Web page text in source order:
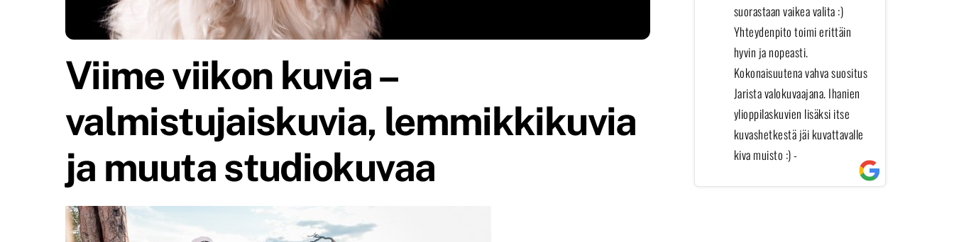
Viime viikon kuvia –
valmistujaiskuvia, lemmikkikuvia
ja muuta studiokuvaa
suorastaan vaikea valita :)
Yhteydenpito toimi erittäin
hyvin ja nopeasti.
Kokonaisuutena vahva suositus
Jarista valokuvaajana. Ihanien
ylioppilaskuvien lisäksi itse
kuvashetkestä jäi kuvattavalle
kiva muisto :)-